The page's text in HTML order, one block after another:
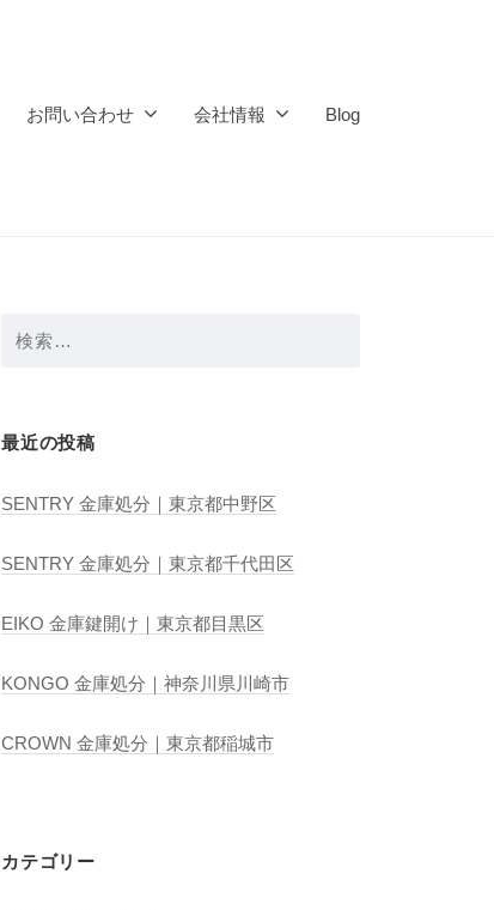
お問い合わせ 会社情報 Blog
検
最近の投稿
SENTRY 金庫処分｜東京都中野区
SENTRY 金庫処分｜東京都千代田区
EIKO 金庫鍵開け｜東京都目黒区
KONGO 金庫処分｜神奈川県川崎市
CROWN 金庫処分｜東京都稲城市
カテゴリー